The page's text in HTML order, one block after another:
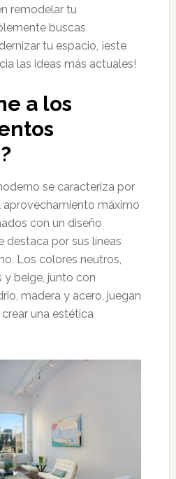
remodelar tu
buscas
tu espacio, ¡este
las ideas más actuales!
a los
se caracteriza por
aprovechamiento máximo
con un diseño
destaca por sus líneas
Los colores neutros,
y beige, junto con
madera y acero, juegan
una estética